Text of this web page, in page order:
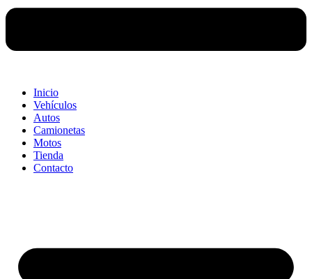
Inicio
Vehículos
Autos
Camionetas
Motos
Tienda
Contacto